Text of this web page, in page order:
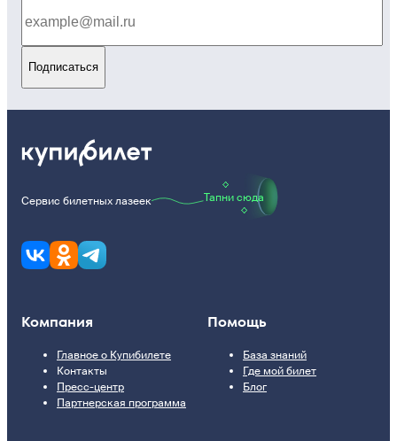
Подписаться
Сервис билетных лазеек Тапни сюда
Компания
Главное о Купибилете
Контакты
Пресс-центр
Партнерская программа
Помощь
База знаний
Где мой билет
Блог